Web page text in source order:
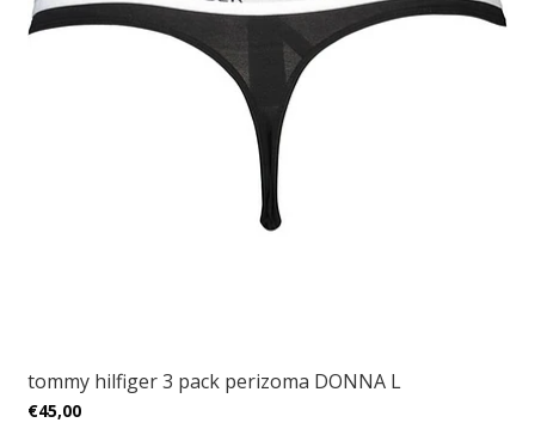
tommy hilfiger 3 pack perizoma DONNA L
€45,00